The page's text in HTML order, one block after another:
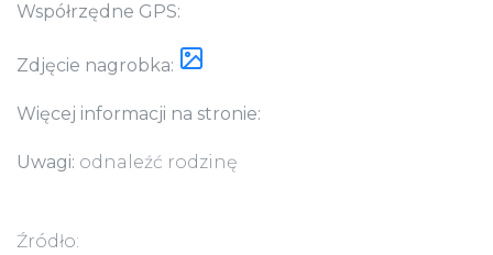
Współrzędne GPS:
Zdjęcie nagrobka:
Więcej informacji na stronie:
Uwagi: odnaleźć rodzinę
Źródło: